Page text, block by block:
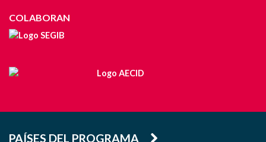
COLABORAN
PAÍSES DEL PROGRAMA